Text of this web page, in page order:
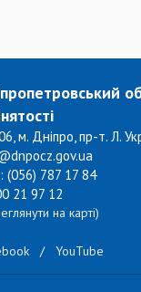
м. Дніпро, пр-т. Л.
(056) 787 17 84
21 97 12
на карті)
/ YouTube